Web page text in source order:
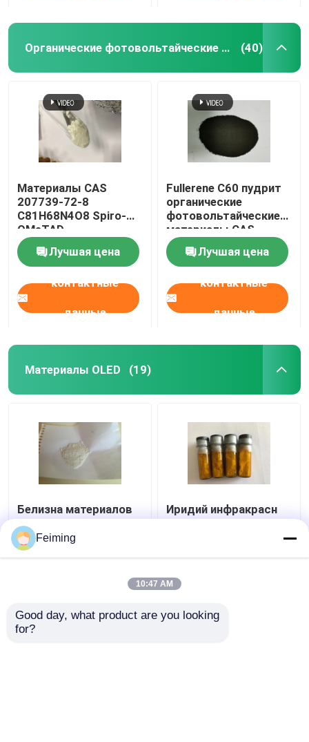
Органические фотовольтайческие материалы (40)
Материалы CAS
207739-72-8
C81H68N4O8 Spiro-
OMeTAD
органические
фотовольтайческие
Лучшая цена
контактные
данные
Fullerene C60 пудрит
органические
фотовольтайческие
материалы CAS
99685-96-8
Лучшая цена
контактные
данные
Материалы OLED (19)
Белизна материалов
M-CBP OLED пудрит
CAS 342638-54-4
C36H24N2
Иридий инфракрасн
материалов CAS
Feiming
10:47 AM
Good day, what product are you looking
for?